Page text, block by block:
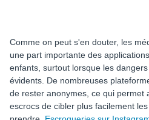
Comme on peut s'en douter, les
une part importante des
enfants, surtout lorsque les
évidents. De nombreuses
de rester anonymes, ce qui permet
escrocs de cibler plus facilement